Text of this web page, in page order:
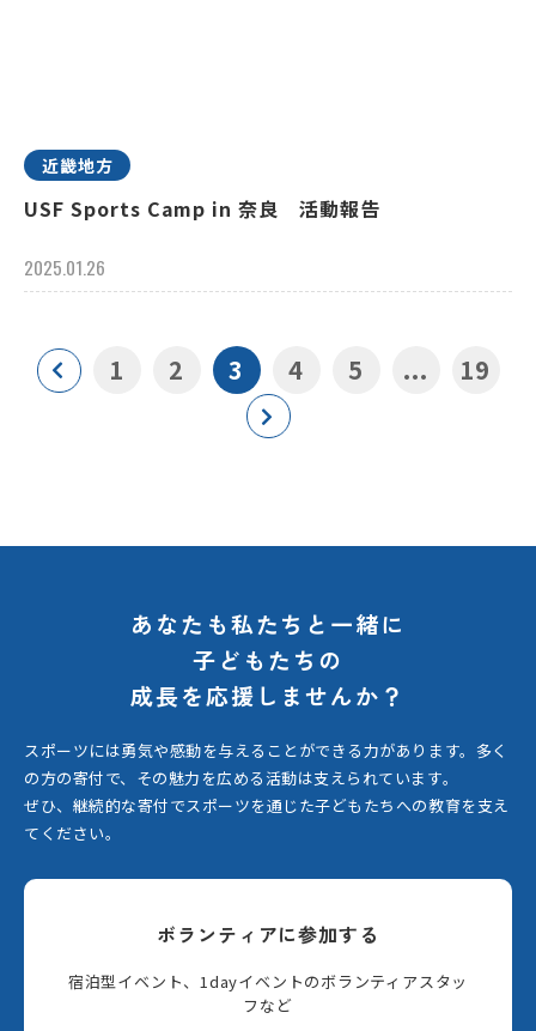
近畿地方
USF Sports Camp in 奈良 活動報告
2025.01.26
1 2 3 4 5 ... 19
あなたも私たちと一緒に
子どもたちの
成長を応援しませんか？
スポーツには勇気や感動を与えることができる力があります。 多く
の方の寄付で、その魅力を広める活動は支えられています。
ぜひ、継続的な寄付でスポーツを通じた子どもたちへの教育を支え
てください。
ボランティアに参加する
宿泊型イベント、1dayイベントのボランティアスタッ
フなど